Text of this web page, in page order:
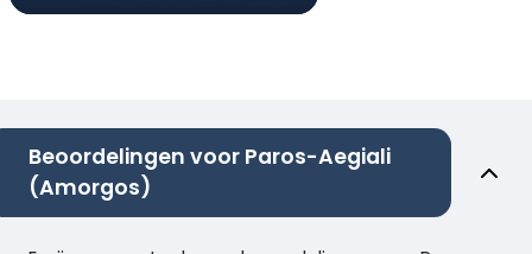
Beoordelingen voor Paros-Aegiali
(Amorgos)